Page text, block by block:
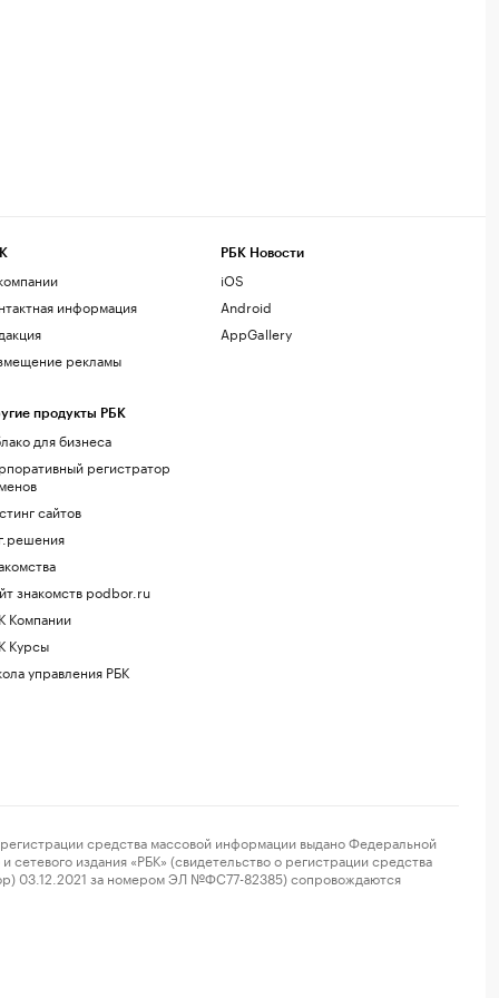
информация
рекламы
продукты РБК
для бизнеса
регистратор
сайтов
знакомств podbor.ru
Компании
Курсы
управления РБК
РБК Новости
iOS
Android
AppGallery
средства массовой информации выдано Федеральной
издания «РБК» (свидетельство о регистрации средства
03.12.2021 за номером ЭЛ №ФС77-82385) сопровождаются